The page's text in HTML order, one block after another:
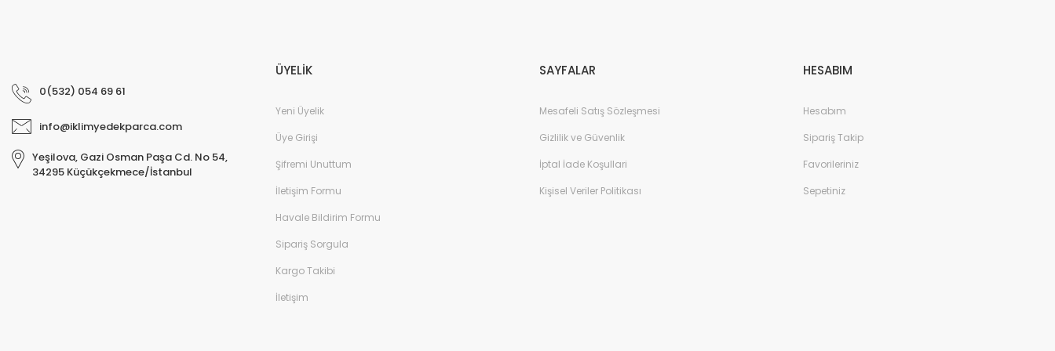
0(532) 054 69 61
info@iklimyedekparca.com
Yeşilova, Gazi Osman Paşa Cd. No 54,
34295 Küçükçekmece/İstanbul
ÜYELİK
Yeni Üyelik
Üye Girişi
Şifremi Unuttum
İletişim Formu
Havale Bildirim Formu
Sipariş Sorgula
Kargo Takibi
İletişim
SAYFALAR
Mesafeli Satış Sözleşmesi
Gizlilik ve Güvenlik
İptal İade Koşullari
Kişisel Veriler Politikası
HESABIM
Hesabım
Sipariş Takip
Favorileriniz
Sepetiniz